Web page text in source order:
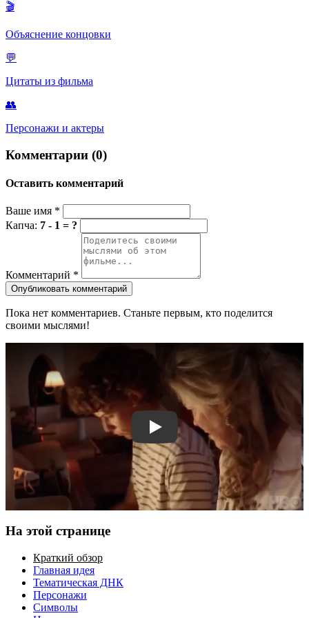
факторы в конструкциях загонов и скотобоен.
🎬
Объяснение концовки
💬
Цитаты из фильма
👥
Персонажи и актеры
Комментарии (0)
Оставить комментарий
Ваше имя *
Капча: 7 - 1 = ?
Комментарий *
Опубликовать комментарий
Пока нет комментариев. Станьте первым, кто поделится
своими мыслями!
Смотреть трейлер
На этой странице
Краткий обзор
Главная идея
Тематическая ДНК
Персонажи
Символы